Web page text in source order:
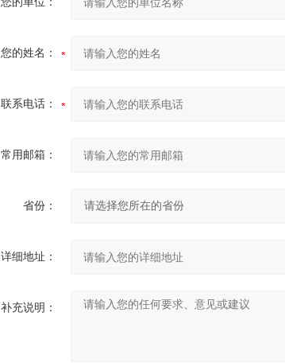
您的姓名：
联系电话：
常用邮箱：
省份：
详细地址：
补充说明：